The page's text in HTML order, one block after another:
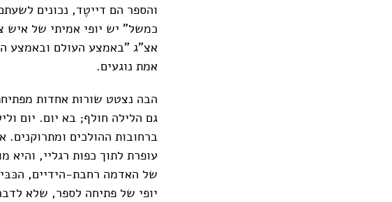
והספר הם דייטֶד, נכונים
כמשל" יש יופי אמיתי של
אצ"ג "באמצע העולם ובאמצע
אמת נוגעים.
הבה נצטט שורות אחדות
גם הלילה חולף; בא יום. יום
ברחובות ההולכים
עופרת לתוך כפות רגליי, והיא
של האדמה רחבת-הידיים,
יופי של פתיחה לספר, שלא